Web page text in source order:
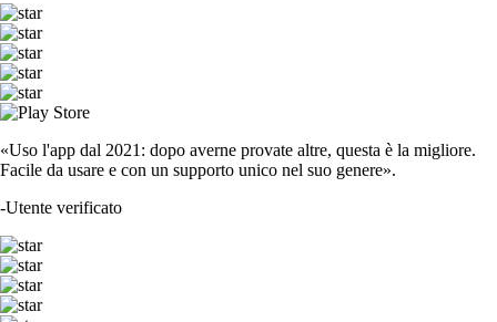
«Uso l'app dal 2021: dopo averne provate altre, questa è la migliore.
Facile da usare e con un supporto unico nel suo genere».
-Utente verificato